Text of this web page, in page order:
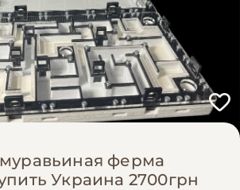
ферма
Украина 2700грн